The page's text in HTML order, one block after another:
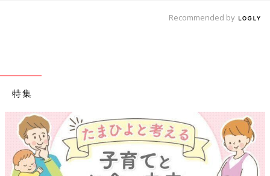
Recommended by
特集